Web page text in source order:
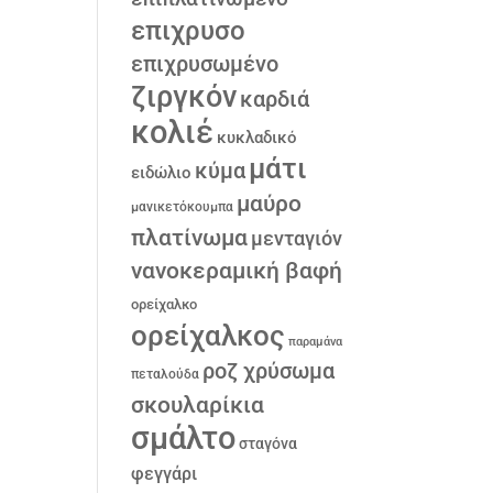
επιχρυσο
επιχρυσωμένο
ζιργκόνκαρδιά
κολιέ κυκλαδικό
ειδώλιο κύμα μάτι
μανικετόκουμπα μαύρο
πλατίνωμαμενταγιόν
νανοκεραμική βαφή
ορείχαλκο
ορείχαλκος παραμάνα
πεταλούδα ροζ χρύσωμα
σκουλαρίκια
σμάλτοσταγόνα
φεγγάρι